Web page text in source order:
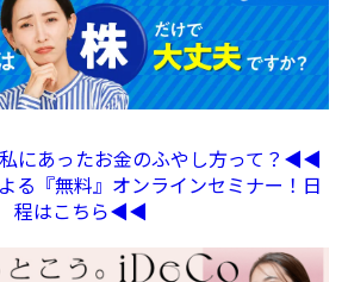
にあったお金のふやし方って？◀︎◀︎
『無料』オンラインセミナー！日
程はこちら◀︎◀︎